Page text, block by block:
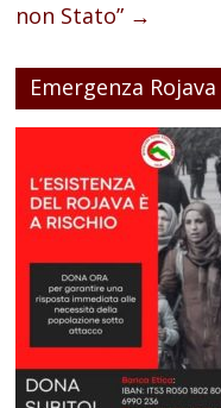
non Stato” →
Emergenza Rojava